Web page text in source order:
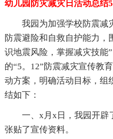
幼儿园防灾减灾日活动总结5
我园为加强学校防震减
防震避险和自救自护能力，
识地震风险，掌握减灾技能
的“5。12”防震减灾宣传教
动方案，明确活动目标，组
结如下：
一、x月x日，我园开辟
张贴了宣传资料。